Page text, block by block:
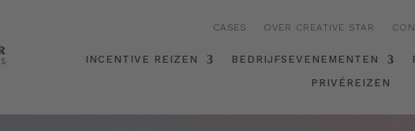
CASES OVER CREATIVE STAR
INCENTIVE REIZEN BEDRIJFSEVENEMENTEN
PRIVÉREIZEN